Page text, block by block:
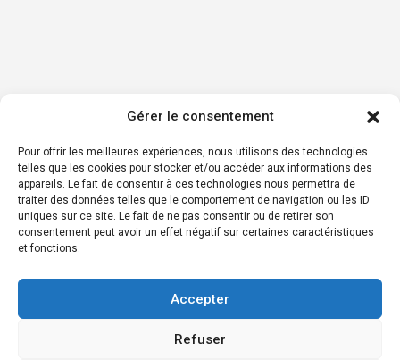
Gérer le consentement
Pour offrir les meilleures expériences, nous utilisons des technologies
telles que les cookies pour stocker et/ou accéder aux informations des
appareils. Le fait de consentir à ces technologies nous permettra de
traiter des données telles que le comportement de navigation ou les ID
uniques sur ce site. Le fait de ne pas consentir ou de retirer son
consentement peut avoir un effet négatif sur certaines caractéristiques
et fonctions.
Accepter
Refuser